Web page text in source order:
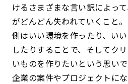
けるさまざまな言い訳によっ
がどんどん失われていくこと
側はいい環境を作ったり、い
したりすることで、そしてク
いものを作りたいという思い
企業の案件やプロジェクトに